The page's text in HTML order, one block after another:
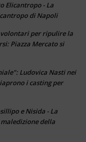
Elicantropo - La
di Napoli
per ripulire la
Piazza Mercato si
Ludovica Nasti nei
i casting per
e Nisida - La
della